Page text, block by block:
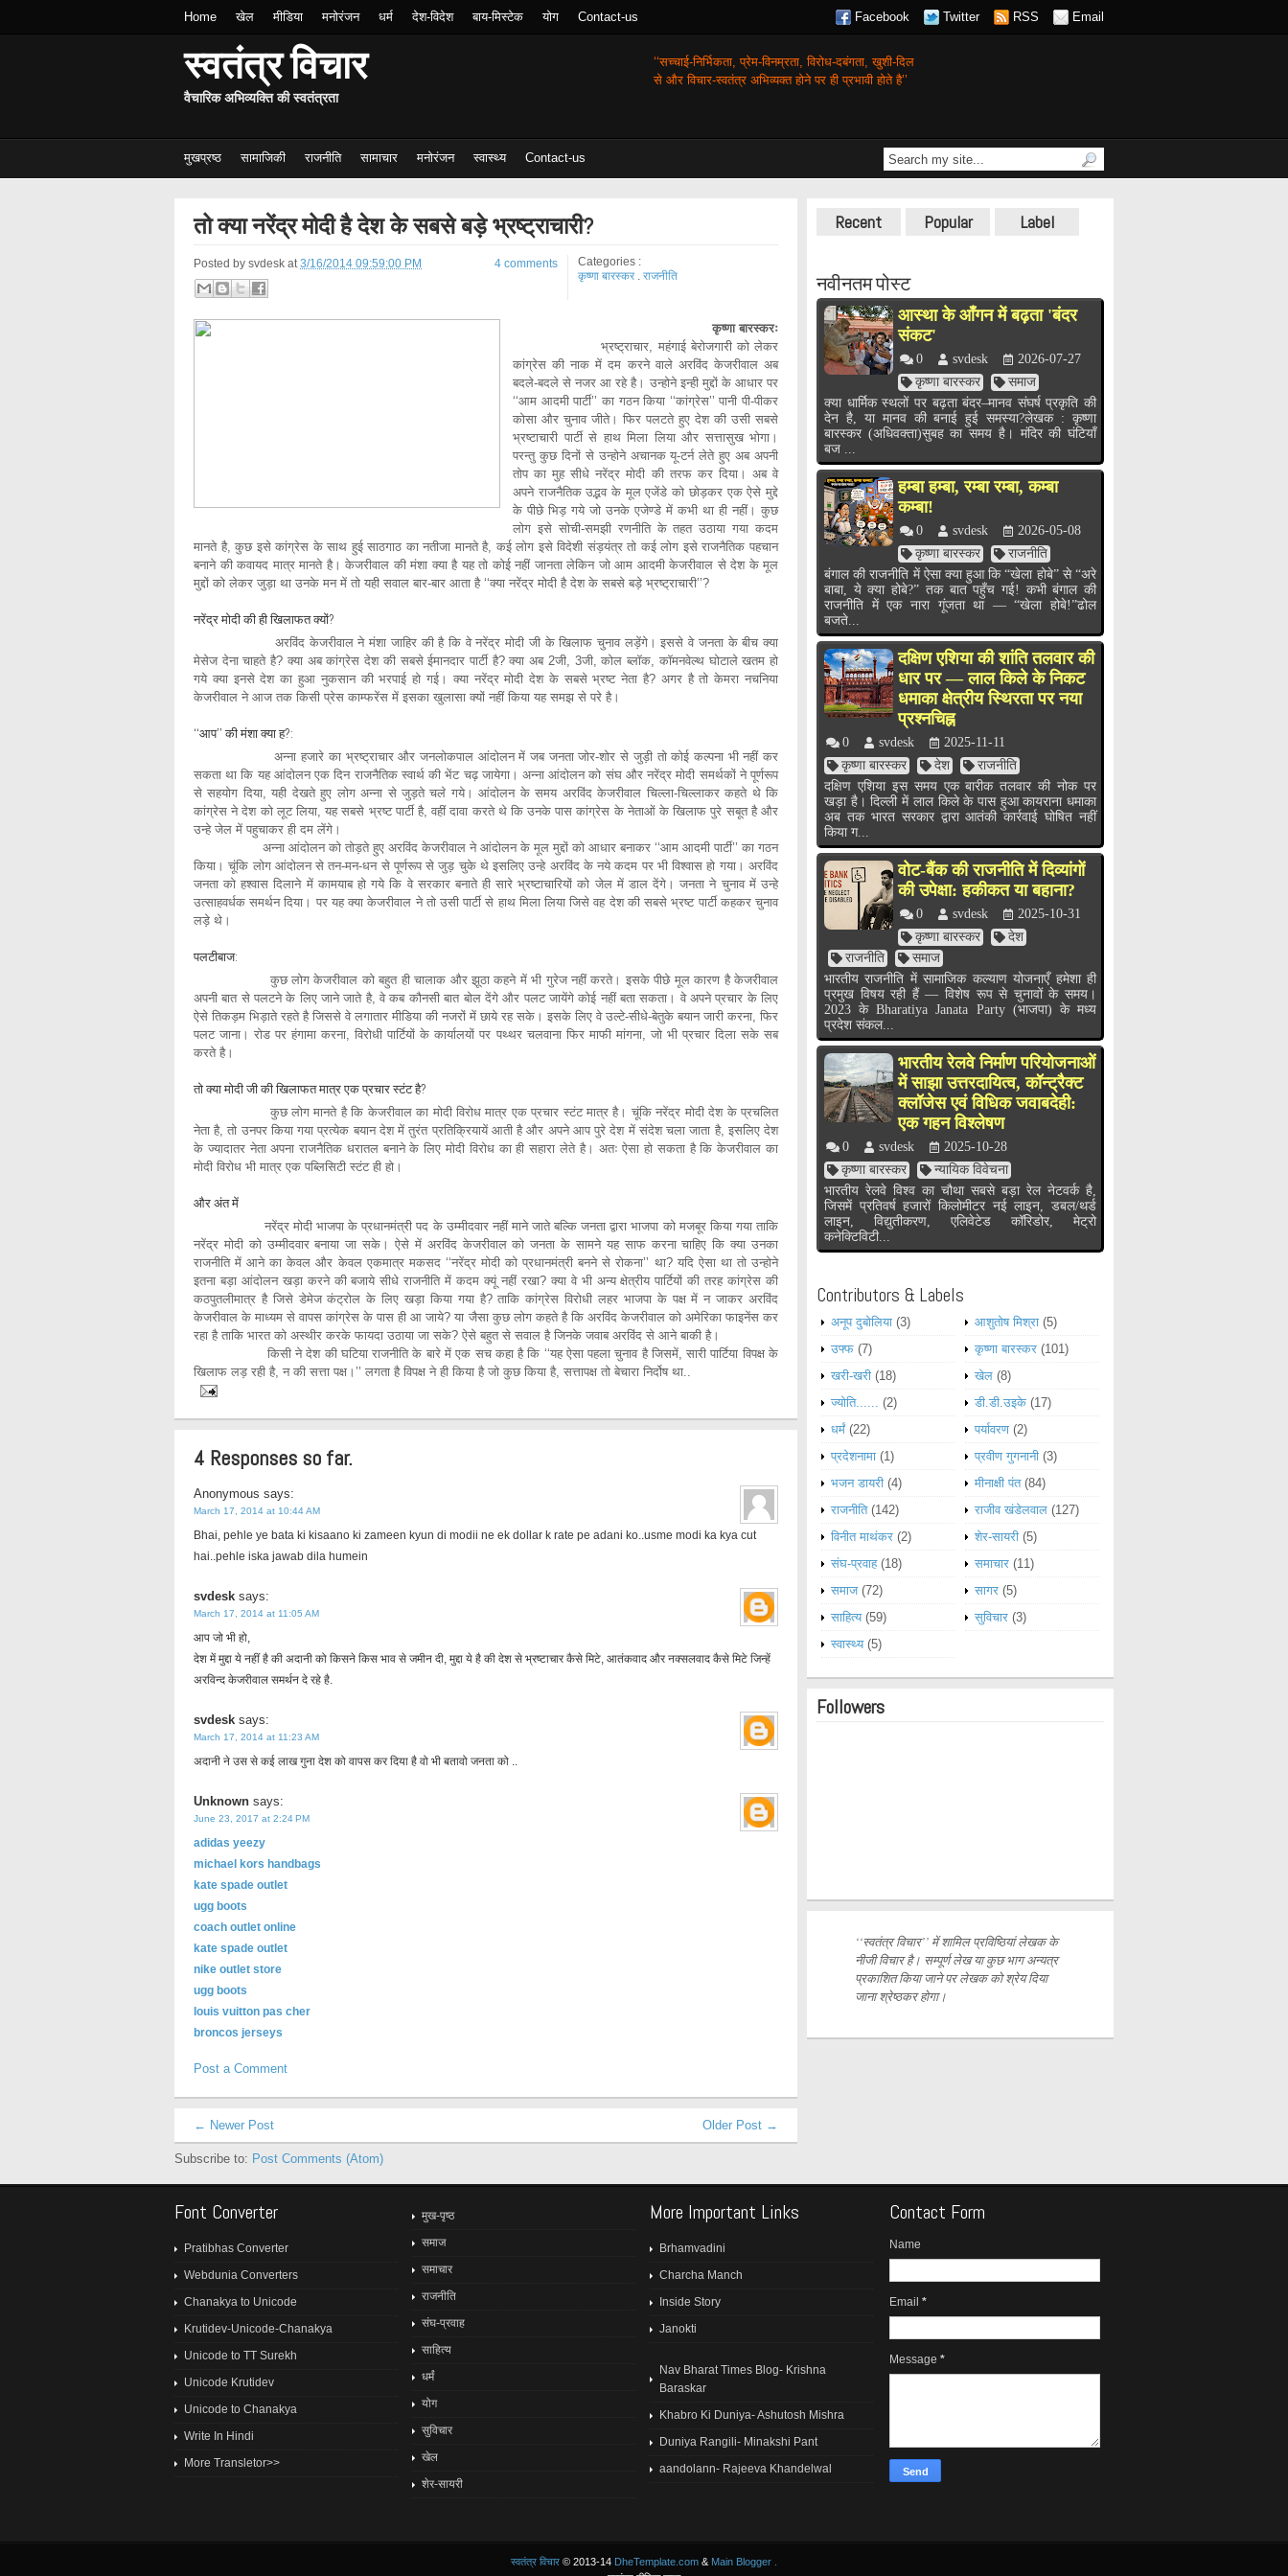
Home खेल मीडिया मनोरंजन धर्म देश-विदेश बाय-मिस्टेक योग Contact-us Facebook Twitter RSS Email
स्वतंत्र विचार
वैचारिक अभिव्यक्ति की स्वतंत्रता
‘‘सच्चाई-निर्भिकता, प्रेम-विनम्रता, विरोध-दबंगता,खुशी-दिल
से और विचार-स्वतंत्र अभिव्यक्त होने पर ही प्रभावी होते है’’
मुखप्रष्ठ सामाजिकी राजनीति सामाचार मनोरंजन स्वास्थ्य Contact-us
तो क्या नरेंद्र मोदी है देश के सबसे बड़े भ्रष्ट्राचारी?
Posted by svdesk at3/16/2014 09:59:00 PM 4 comments
Categories :
कृष्णा बारस्कर. राजनीति
कृष्णा बारस्करः
भ्रष्ट्राचार, महंगाई बेरोजगारी को लेकर
कांग्रेस की नाक में दम करने वाले अरविंद केजरीवाल अब
बदले-बदले से नजर आ रहे है। उन्होने इन्ही मुद्दों के आधार पर
‘‘आम आदमी पार्टी’’ का गठन किया ‘‘कांग्रेस’’ पानी पी-पीकर
कोसा और चुनाव जीते। फिर पलटते हुए देश की उसी सबसे
भ्रष्टाचारी पार्टी से हाथ मिला लिया और सत्तासुख भोगा।
परन्तु कुछ दिनों से उन्होने अचानक यू-टर्न लेते हुए अब अपनी
तोप का मुह सीधे नरेंद्र मोदी की तरफ कर दिया। अब वे
अपने राजनैतिक उद्भव के मूल एजेंडे को छोड़कर एक ऐसे मुद्दे
के पीछे भिड़ गये जो उनके एजेण्डे में कभी था ही नहीं। कुछ
लोग इसे सोची-समझी रणनीति के तहत उठाया गया कदम
मानते है, कुछ इसे कांग्रेस के साथ हुई साठगाठ का नतीजा मानते है, कई लोग इसे विदेशी संड़यंत्र तो कई लोग इसे राजनैतिक पहचान
बनाने की कवायद मात्र मानते है। केजरीवाल की मंशा क्या है यह तो कोई नहीं जानता लेकिन जो आम आदमी केजरीवाल से देश के मूल
मुद्दों को लेकर जुड़ा था उनके मन में तो यही सवाल बार-बार आता है ‘‘क्या नरेंद्र मोदी है देश के सबसे बड़े भ्रष्ट्राचारी’’?
नरेंद्र मोदी की ही खिलाफत क्यों?
अरविंद केजरीवाल ने मंशा जाहिर की है कि वे नरेंद्र मोदी जी के खिलाफ चुनाव लड़ेंगे। इससे वे जनता के बीच क्या
मेसेज देना चाहते है? क्या अब कांग्रेस देश की सबसे ईमानदार पार्टी है? क्या अब 2जी, 3जी, कोल ब्लॉक, कॉमनवेल्थ घोटाले खतम हो
गये क्या इनसे देश का हुआ नुकसान की भरपाई हो गई। क्या नरेंद्र मोदी देश के सबसे भ्रष्ट नेता है? अगर है तो केमरा नचनिया
केजरीवाल ने आज तक किसी प्रेस काम्फरेंस में इसका खुलासा क्यों नहीं किया यह समझ से परे है।
‘‘आप’’ की मंशा क्या ह?:
अन्ना हजारे का भ्रष्ट्राचार और जनलोकपाल आंदोलन में जब जनता जोर-शोर से जुड़ी तो कोई कल्पना भी नहीं कर
सकता था कि यह आंदोलन एक दिन राजनैतिक स्वार्थ की भेंट चढ़ जायेगा। अन्ना आंदोलन को संघ और नरेंद्र मोदी समर्थकों ने पूर्णरूप
से सहयोग दिया, यही देखते हुए लोग अन्ना से जुड़ते चले गये। आंदोलन के समय अरविंद केजरीवाल चिल्ला-चिल्लाकर कहते थे कि
कांग्रेस ने देश को लूट लिया, यह सबसे भ्रष्ट पार्टी है, वहीं दावा करते थे कि उनके पास कांग्रेस के नेताओं के खिलाफ पुरे सबूत है और
उन्हे जेल में पहुचाकर ही दम लेंगे।
अन्ना आंदोलन को तोड़ते हुए अरविंद केजरीवाल ने आंदोलन के मूल मुद्दों को आधार बनाकर ‘‘आम आदमी पार्टी’’ का गठन
किया। चूंकि लोग आंदोलन से तन-मन-धन से पूर्णरूप से जुड़ चुके थे इसलिए उन्हे अरविंद के नये कदम पर भी विश्वास हो गया। अरविंद
जनता को हश्वास दिलाने में कामयाब हो गये कि वे सरकार बनाते ही सारे भ्रष्टाचारियों को जेल में डाल देंगे। जनता ने चुनाव में उन्हे
उत्साहवर्धक समर्थन दिया। पर यह क्या केजरीवाल ने तो उसी पार्टी से हाथ मिला लिया जिसे वह देश की सबसे भ्रष्ट पार्टी कहकर चुनाव
लड़े थे।
पलटीबाज:
कुछ लोग केजरीवाल को बहुत ही चालाक और झूठा कहने में भी गुरेज नहीं करते। इसके पीछे मूल कारण है केजरीवाल
अपनी बात से पलटने के लिए जाने जाते है, वे कब कौनसी बात बोल देंगे और पलट जायेंगे कोई नहीं बता सकता। वे अपने प्रचार के लिए
ऐसे तिकड़म भिड़ाते रहते है जिससे वे लगातार मीडिया की नजरों में छाये रह सके। इसके लिए वे उल्टे-सीधे-बेतुके बयान जारी करना, फिर
पलट जाना। रोड पर हंगामा करना, विरोधी पार्टियों के कार्यालयों पर पथ्थर चलवाना फिर माफी मांगना, जो भी प्रचार दिला सके सब
करते है।
तो क्या मोदी जी की खिलाफत मात्र एक प्रचार स्टंट है?
कुछ लोग मानते है कि केजरीवाल का मोदी विरोध मात्र एक प्रचार स्टंट मात्र है। चूंकि नरेंद्र मोदी देश के प्रचलित
नेता है, तो उनपर किया गया प्रत्येक बयान देश में तुरंत प्रतिक्रियायें आती है और अपने आप पुरे देश में संदेश चला जाता है, इसलिए देश
के ज्यादातर नेता अपना राजनैतिक धरातल बनाने के लिए मोदी विरोध का ही सहारा लेते है। अतः ऐसा हो सकता है कि केजरीवाल का
मोदी विरोध भी मात्र एक पब्लिसिटी स्टंट ही हो।
और अंत में
नरेंद्र मोदी भाजपा के प्रधानमंत्री पद के उम्मीदवार नहीं माने जाते बल्कि जनता द्वारा भाजपा को मजबूर किया गया ताकि
नरेंद्र मोदी को उम्मीदवार बनाया जा सके। ऐसे में अरविंद केजरीवाल को जनता के सामने यह साफ करना चाहिए कि क्या उनका
राजनीति में आने का केवल और केवल एकमात्र मकसद ‘‘नरेंद्र मोदी को प्रधानमंत्री बनने से रोकना’’ था? यदि ऐसा था तो उन्होने
इतना बड़ा आंदोलन खड़ा करने की बजाये सीधे राजनीति में कदम क्यूं नहीं रखा? क्या वे भी अन्य क्षेत्रीय पार्टियों की तरह कांग्रेस की
कठपुतलीमात्र है जिसे डेमेज कंट्रोल के लिए खड़ा किया गया है? ताकि कांग्रेस विरोधी लहर भाजपा के पक्ष में न जाकर अरविंद
केजरीवाल के माध्यम से वापस कांग्रेस के पास ही आ जाये? या जैसा कुछ लोग कहते है कि अरविंद केजरीवाल को अमेरिका फाइनेंस कर
रहा है ताकि भारत को अस्थीर करके फायदा उठाया जा सके? ऐसे बहुत से सवाल है जिनके जवाब अरविंद से आने बाकी है।
किसी ने देश की घटिया राजनीति के बारे में एक सच कहा है कि ‘‘यह ऐसा पहला चुनाव है जिसमें, सारी पार्टिया विपक्ष के
खिलाफ लड़ रही है, न की सत्ता पक्ष।’’ लगता है विपक्ष ने ही किया है जो कुछ किया है, सत्तापक्ष तो बेचारा निर्दोष था..
4 Responses so far.
Anonymous says:
March 17, 2014 at 10:44 AM
Bhai, pehle ye bata ki kisaano ki zameen kyun di modii ne ek dollar k rate pe adani ko..usme modi ka kya cut
hai..pehle iska jawab dila humein
svdesk says:
March 17, 2014 at 11:05 AM
आप जो भी हो,
देश में मुद्दा ये नहीं है की अदानी को किसने किस भाव से जमीन दी, मुद्दा ये है की देश से भ्रष्टाचार कैसे मिटे, आतंकवाद और नक्सलवाद कैसे मिटे जिन्हें
अरविन्द केजरीवाल समर्थन दे रहे है.
svdesk says:
March 17, 2014 at 11:23 AM
अदानी ने उस से कई लाख गुना देश को वापस कर दिया है वो भी बतावो जनता को ..
Unknown says:
June 23, 2017 at 2:24 PM
adidas yeezy
michael kors handbags
kate spade outlet
ugg boots
coach outlet online
kate spade outlet
nike outlet store
ugg boots
louis vuitton pas cher
broncos jerseys
Post a Comment
← Newer Post Older Post →
Subscribe to: Post Comments (Atom)
Recent Popular Label
नवीनतम पोस्ट
आस्था के आँगन में बढ़ता 'बंदर
संकट'
0 svdesk
2026-07-27
कृष्णा बारस्कर
समाज
क्या धार्मिक स्थलों पर बढ़ता बंदर–मानव संघर्ष प्रकृति की
देन है, या मानव की बनाई हुई समस्या?लेखक : कृष्णा
बारस्कर (अधिवक्ता)सुबह का समय है। मंदिर की घंटियाँ
बज ...
हम्बा हम्बा, रम्बा रम्बा, कम्बा
कम्बा!
0 svdesk
2026-05-08
कृष्णा बारस्कर
राजनीति
बंगाल की राजनीति में ऐसा क्या हुआ कि “खेला होबे” से “अरे
बाबा, ये क्या होबे?” तक बात पहुँच गई! कभी बंगाल की
राजनीति में एक नारा गूंजता था — “खेला होबे!”ढोल
बजते...
दक्षिण एशिया की शांति तलवार की
धार पर — लाल किले के निकट
धमाका क्षेत्रीय स्थिरता पर नया
प्रश्नचिह्न
0 svdesk
2025-11-11
कृष्णा बारस्कर
देश
राजनीति
दक्षिण एशिया इस समय एक बारीक तलवार की नोक पर
खड़ा है। दिल्ली में लाल किले के पास हुआ कायराना धमाका
अब तक भारत सरकार द्वारा आतंकी कार्रवाई घोषित नहीं
किया ग...
वोट-बैंक की राजनीति में दिव्यांगों
की उपेक्षा: हकीकत या बहाना?
0 svdesk
2025-10-31
कृष्णा बारस्कर
देश
राजनीति
समाज
भारतीय राजनीति में सामाजिक कल्याण योजनाएँ हमेशा ही
प्रमुख विषय रही हैं — विशेष रूप से चुनावों के समय।
2023 के Bharatiya Janata Party (भाजपा) के मध्य
प्रदेश संकल...
भारतीय रेलवे निर्माण परियोजनाओं
में साझा उत्तरदायित्व, कॉन्ट्रैक्ट
क्लॉजेस एवं विधिक जवाबदेही:
एक गहन विश्लेषण
0 svdesk
2025-10-28
कृष्णा बारस्कर
न्यायिक विवेचना
भारतीय रेलवे विश्व का चौथा सबसे बड़ा रेल नेटवर्क है,
जिसमें प्रतिवर्ष हजारों किलोमीटर नई लाइन, डबल/थर्ड
लाइन, विद्युतीकरण, एलिवेटेड कॉरिडोर, मेट्रो
कनेक्टिविटी...
Contributors & Labels
अनूप दुबोलिया (3) आशुतोष मिश्रा (5)
उफ्फ (7) कृष्णा बारस्कर (101)
खरी-खरी (18) खेल (8)
ज्योति...... (2) डी.डी.उइके (17)
धर्मं (22) पर्यावरण (2)
प्रदेशनामा (1) प्रवीण गुगनानी (3)
भजन डायरी (4) मीनाक्षी पंत (84)
राजनीति (142) राजीव खंडेलवाल (127)
विनीत माथंकर (2) शेर-सायरी (5)
संघ-प्रवाह (18) समाचार (11)
समाज (72) सागर (5)
साहित्य (59) सुविचार (3)
स्वास्थ्य (5)
Followers
‘‘स्वतंत्र विचार’’ में शामिल प्रविष्ठियां लेखक के
नीजी विचार है। सम्पूर्ण लेख या कुछ भाग अन्यत्र
प्रकाशितकिया जाने पर लेखक को श्रेय दिया
जाना श्रेष्ठकर होगा।
Font Converter
Pratibhas Converter
Webdunia Converters
Chanakya to Unicode
Krutidev-Unicode-Chanakya
Unicode to TT Surekh
Unicode Krutidev
Unicode to Chanakya
Write In Hindi
More Transletor>>
मुख-पृष्ठ
समाज
समाचार
राजनीति
संघ-प्रवाह
साहित्य
धर्मं
योग
सुविचार
खेल
शेर-सायरी
More Important Links
Brhamvadini
Charcha Manch
Inside Story
Janokti
Nav Bharat Times Blog- Krishna
Baraskar
Khabro Ki Duniya- Ashutosh Mishra
Duniya Rangili- Minakshi Pant
aandolann- Rajeeva Khandelwal
Contact Form
Name
Email *
Message *
स्वतंत्र विचार © 2013-14 DheTemplate.com & Main Blogger